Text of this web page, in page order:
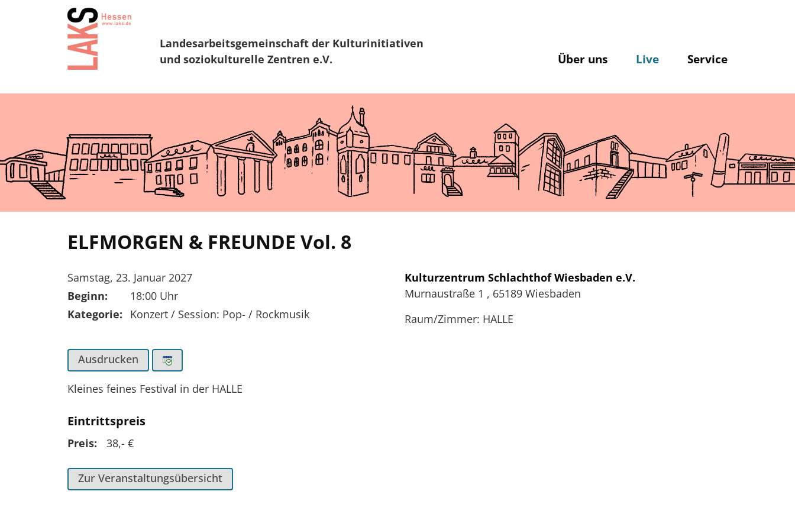
Landesarbeitsgemeinschaft der Kulturinitiativen
und soziokulturelle Zentren e.V.
Über uns Live Service
ELFMORGEN & FREUNDE Vol. 8
Tag der Veranstaltung:
Samstag, 23. Januar 2027
Beginn:
18:00 Uhr
Kategorie:
Konzert / Session: Pop- / Rockmusik
Kulturzentrum Schlachthof Wiesbaden e.V.
Murnaustraße 1 , 65189 Wiesbaden
Raum/Zimmer: HALLE
Ausdrucken
Kleines feines Festival in der HALLE
Eintrittspreis
Preis: 38,- €
Zur Veranstaltungsübersicht